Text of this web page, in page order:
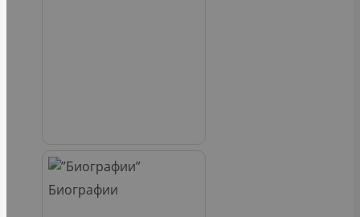
Биографии